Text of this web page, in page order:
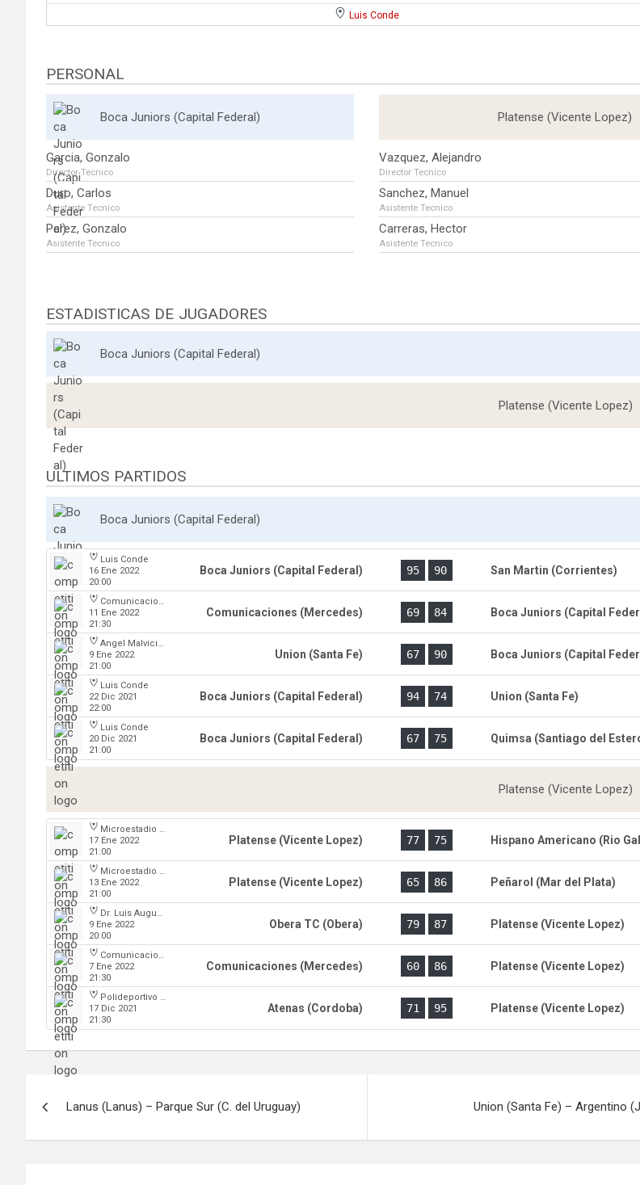
Luis Conde
PERSONAL
Boca Juniors (Capital Federal)
Garcia, Gonzalo
Director Tecnico
Duro, Carlos
Asistente Tecnico
Perez, Gonzalo
Asistente Tecnico
Platense (Vicente Lopez)
Vazquez, Alejandro
Director Tecnico
Sanchez, Manuel
Asistente Tecnico
Carreras, Hector
Asistente Tecnico
ESTADISTICAS DE JUGADORES
Boca Juniors (Capital Federal)
Platense (Vicente Lopez)
ULTIMOS PARTIDOS
Boca Juniors (Capital Federal)
Luis Conde
16 Ene 2022
20:00
Boca Juniors (Capital Federal) 95 90 San Martin (Corrientes)
Comunicaciones
11 Ene 2022
21:30
Comunicaciones (Mercedes) 69 84 Boca Juniors (Capital
Angel Malvicino
9 Ene 2022
21:00
Union (Santa Fe) 67 90 Boca Juniors (Capital
Luis Conde
22 Dic 2021
22:00
Boca Juniors (Capital Federal) 94 74 Union (Santa Fe)
Luis Conde
20 Dic 2021
21:00
Boca Juniors (Capital Federal) 67 75 Quimsa (Santiago del
Platense (Vicente Lopez)
Microestadio Ciudad de Vicente Lopez
17 Ene 2022
21:00
Platense (Vicente Lopez) 77 75 Hispano Americano (Rio
Microestadio Ciudad de Vicente Lopez
13 Ene 2022
21:00
Platense (Vicente Lopez) 65 86 Peñarol (Mar del Plata)
Dr. Luis Augusto Derna
9 Ene 2022
20:00
Obera TC (Obera) 79 87 Platense (Vicente Lopez)
Comunicaciones
7 Ene 2022
21:30
Comunicaciones (Mercedes) 60 86 Platense (Vicente Lopez)
Polideportivo Carlos Cerutti
17 Dic 2021
21:30
Atenas (Cordoba) 71 95 Platense (Vicente Lopez)
Lanus (Lanus) – Parque Sur (C. del Uruguay) Union (Santa Fe) – Argentino